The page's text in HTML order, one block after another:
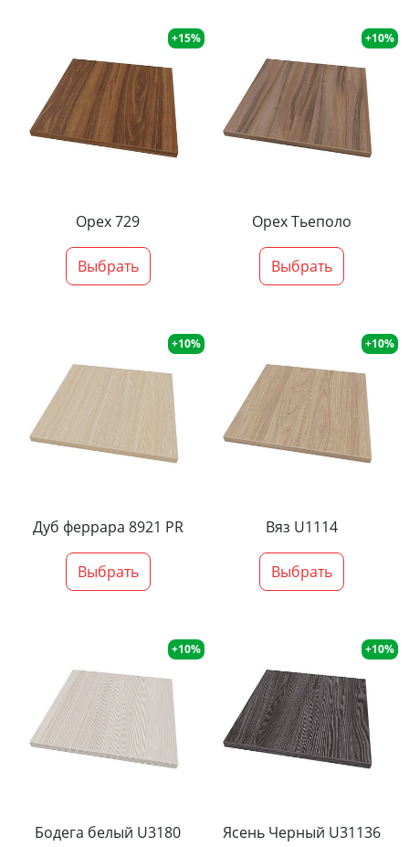
+15%
Орех 729
Выбрать
+10%
Орех Тьеполо
Выбрать
+10%
Дуб феррара 8921 PR
Выбрать
+10%
Вяз U1114
Выбрать
+10%
Бодега белый U3180
+10%
Ясень Черный U31136